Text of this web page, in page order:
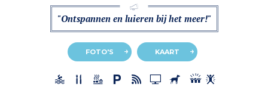
"Ontspannen en luieren bij het meer!"
FOTO'S KAART